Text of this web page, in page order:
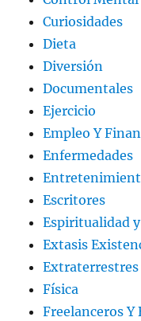
Curiosidades
Dieta
Diversión
Documentales
Ejercicio
Empleo Y
Enfermedades
Escritores
Espiritualidad
Extasis
Extraterrestres
Física
Freelanceros Y